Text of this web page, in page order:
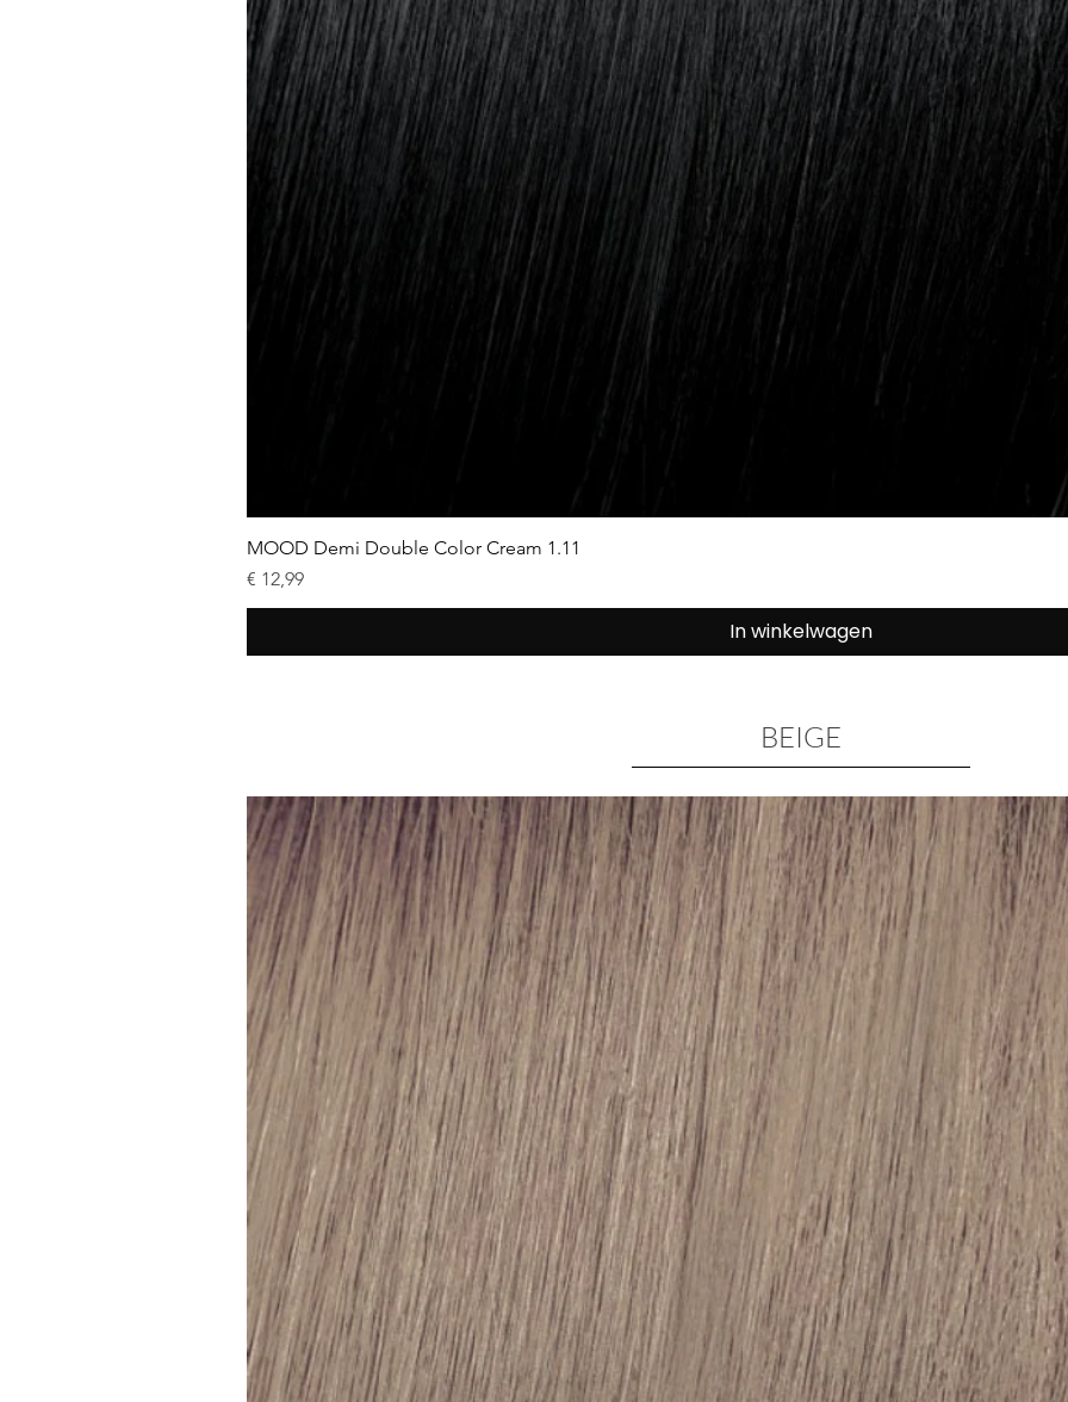
MOOD Demi Double Color Cream 1.11
Prijs
€ 12,99
In winkelwagen
BEIGE